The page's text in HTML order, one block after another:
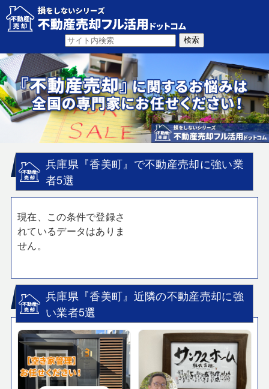
兵庫県『香美町』で不動産売却に強い業
者5選
現在、この条件で登録さ
れているデータはありま
せん。
兵庫県『香美町』近隣の不動産売却に強
い業者5選